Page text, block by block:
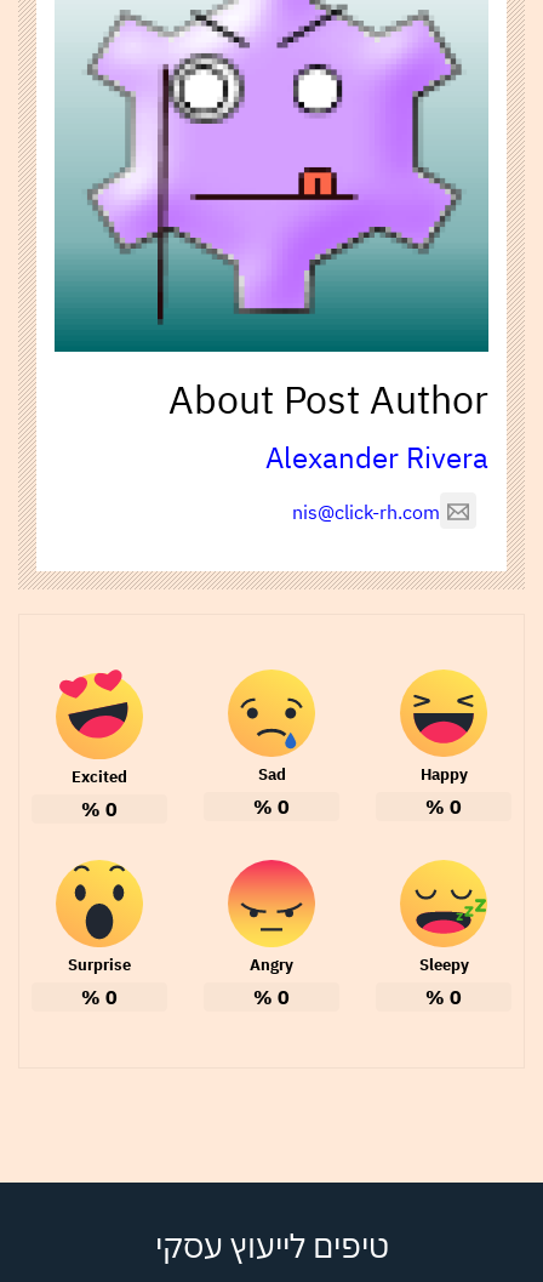
About Post Author
Alexander Rivera
nis@click-rh.com
Happy
0
%
Sad
0
%
Excited
0
%
Sleepy
0
%
Angry
0
%
Surprise
0
%
טיפים לייעוץ עסקי